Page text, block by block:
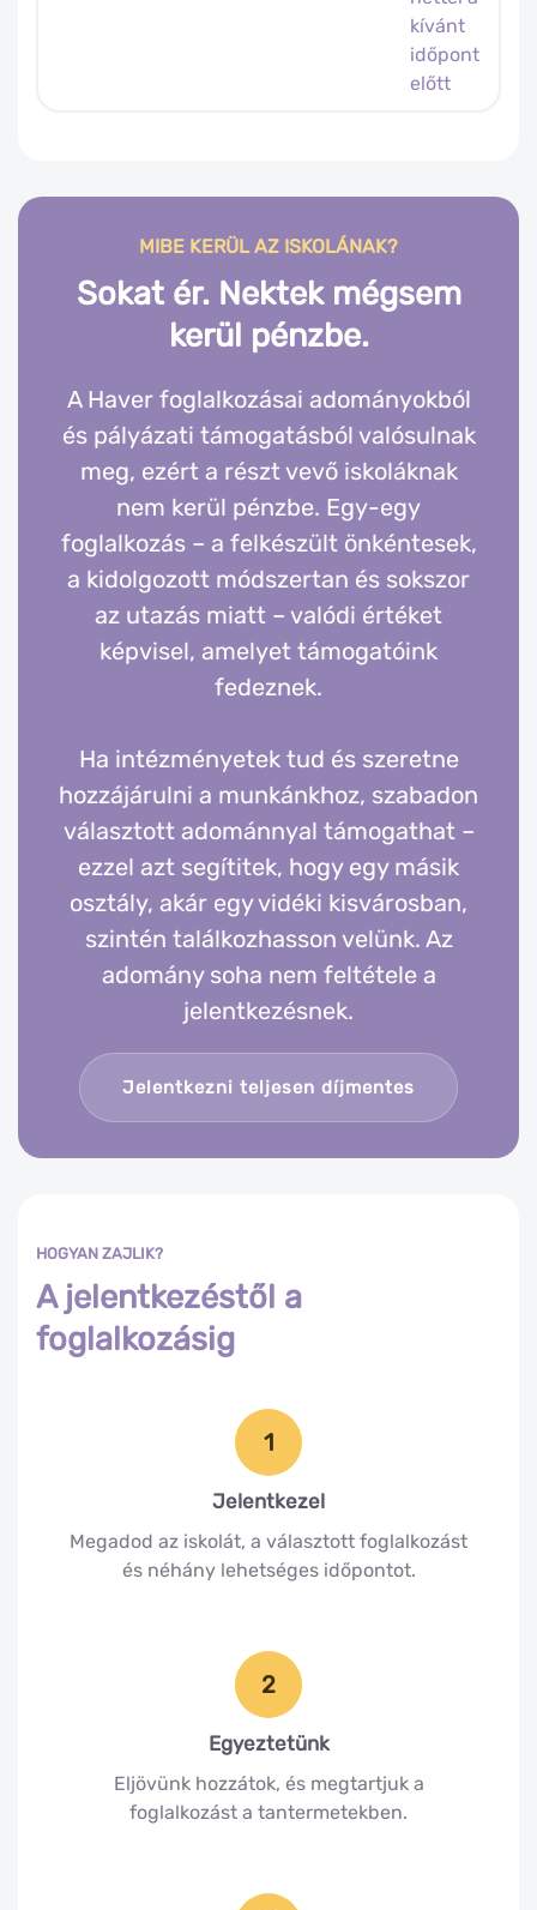
kívánt
időpont
előtt
MIBE KERÜL AZ ISKOLÁNAK?
Sokat ér. Nektek mégsem
kerül pénzbe.
A Haver foglalkozásai adományokból
és pályázati támogatásból valósulnak
meg, ezért a részt vevő iskoláknak
nem kerül pénzbe. Egy-egy
foglalkozás – a felkészült önkéntesek,
a kidolgozott módszertan és sokszor
az utazás miatt – valódi értéket
képvisel, amelyet támogatóink
fedeznek.
Ha intézményetek tud és szeretne
hozzájárulni a munkánkhoz, szabadon
választott adománnyal támogathat –
ezzel azt segítitek, hogy egy másik
osztály, akár egy vidéki kisvárosban,
szintén találkozhasson velünk. Az
adomány soha nem feltétele a
jelentkezésnek.
Jelentkezni teljesen díjmentes
HOGYAN ZAJLIK?
A jelentkezéstől a
foglalkozásig
1
Jelentkezel
Megadod az iskolát, a választott foglalkozást
és néhány lehetséges időpontot.
2
Egyeztetünk
Eljövünk hozzátok, és megtartjuk a
foglalkozást a tantermetekben.